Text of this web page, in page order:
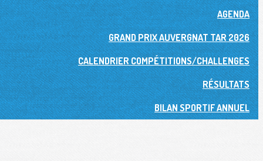
AGENDA
GRAND PRIX AUVERGNAT TAR 2026
CALENDRIER COMPÉTITIONS/CHALLENGES
RÉSULTATS
BILAN SPORTIF ANNUEL